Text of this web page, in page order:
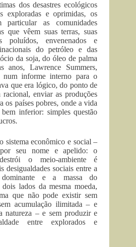
dos desastres ecológicos
exploradas e oprimidas, os
as comunidades
que vêem suas terras, suas
poluídos, envenenados e
do petróleo e das
da soja, do óleo de palma
Lawrence Summers,
num informe interno para o
que era lógico, do ponto de
enviar as produções
os países pobres, onde a vida
inferior: simples questão
sistema econômico e social –
seu nome e apelido: o
o meio-ambiente é
desigualdades sociais entre a
dominante e a massa do
lados da mesma moeda,
que não pode existir sem
acumulação ilimitada – e
natureza – e sem produzir e
entre explorados e